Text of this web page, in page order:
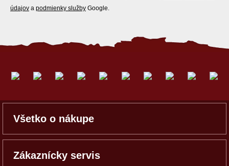
údajov a podmienky služby Google.
Všetko o nákupe
Zákaznícky servis